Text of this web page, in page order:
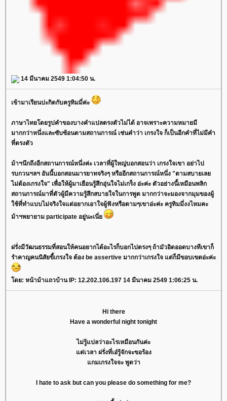
14 มีนาคม 2549 1:04:50 น.
เข้ามาเรียนปะกิตกับครูทิมมี่ค่ะ
ภาษาไทยโดยรูปคำของบางคำแปลตรงตัวไม่ได้ อาจเพราะความหมายมี
มากกว่าหนึ่งและซับซ้อนตามสถานการณ์ เช่นคำว่า เกรงใจ ก็เป็นอีกคำที่ไม่มีคำ
ที่ตรงตัว
ม้าฯนึกถึงอีกสถานการณ์หนึ่งค่ะ เวลาที่ผู้ใหญ่บอกสอนว่า เกรงใจเขา อย่าไป
รบกวนฯลฯ อันนี้บอกสอนมารยาทจริงๆ หรืออีกสถานการณ์หนึ่ง "ตามสบายเล
ไม่ต้องเกรงใจ" เพื่อให้ผู้มาเยือนรู้สึกอุ่นใจไม่เกร็ง อ่ะค่ะ ตัวอย่างนี้เหมือนพลิก
สถานการณ์มาที่ตัวผู้มีความรู้สึกสบายใจในการพูด มากกว่าจะมองจากมุมของผู้
ช้ที่ทำแบบไม่จริงใจแต่อยากเอาใจผู้ฟังหรือตามๆเขาอ่ะค่ะ ครูทิมมี่งงไหมคะ
ม้าฯพยายาม participate อยู่นะเนี่
ฝรั่งมีวัฒนธรรมที่สอนให้คนอยากได้อะไรก็บอกไปตรงๆ ถ้ามัวอิดออดบางทีเขาก็
รำคาญคนนิสัยขี้เกรงใจ ต้อง be assertive มากกว่าเกรงใจ แต่ก็มีขอบเขตอ่ะค่ะ
ดย: หน้าม้าแถวบ้าน IP: 12.202.106.197 14 มีนาคม 2549 1:06:25 น.
Hi there
Have a wonderful night tonight
ไม่รู้แปลว่าอะไรเหมือนกันค่ะ
ต่เวลา ฝรั่งที่เอ๋รู้จักจะขอร้อง
กมเกรงใจจะ พูดว่า
I hate to ask but can you please do something for me?